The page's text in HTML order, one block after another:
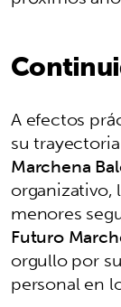
A efectos
su
Marchena
organizativo,
menores
Futuro
orgullo por
personal en